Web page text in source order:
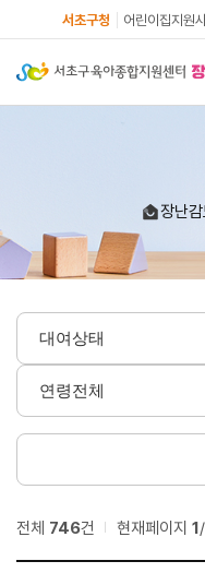
서초구청 어린이집지원
장난
전체 746건 현재페이지 1